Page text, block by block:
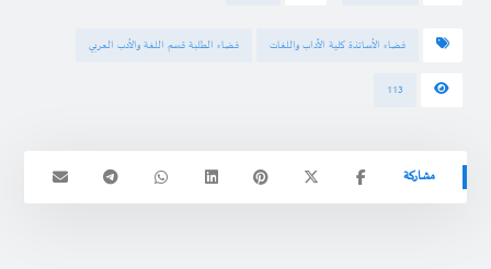
فضاء الأساتذة كلية الآداب واللغات فضاء الطلبة قسم اللغة والأدب العربي
113